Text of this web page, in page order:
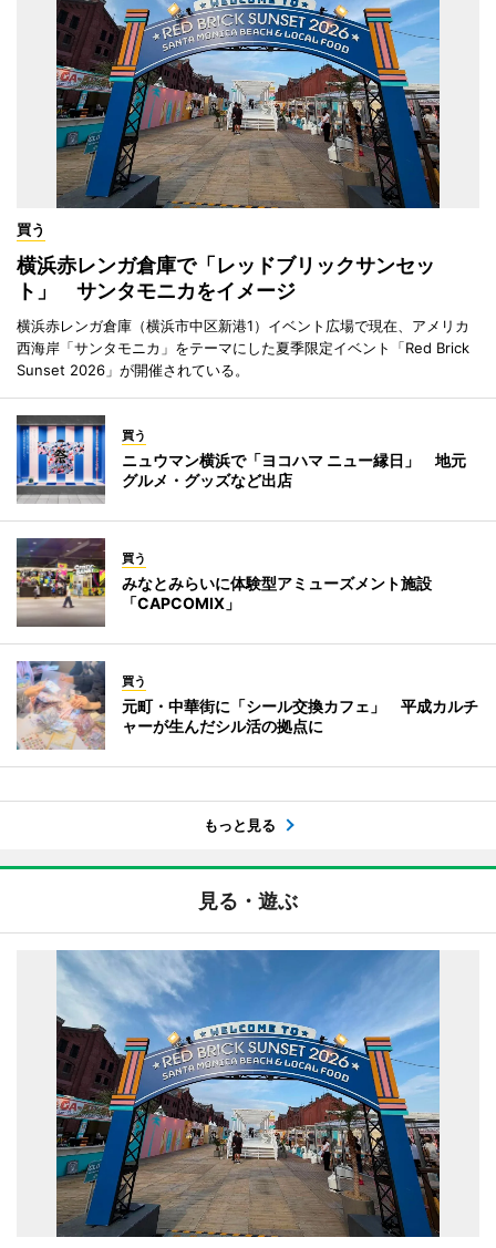
買う
横浜赤レンガ倉庫で「レッドブリックサンセッ
ト」 サンタモニカをイメージ
横浜赤レンガ倉庫（横浜市中区新港1）イベント広場で現在、アメリカ
西海岸「サンタモニカ」をテーマにした夏季限定イベント「Red Brick
Sunset 2026」が開催されている。
買う
ニュウマン横浜で「ヨコハマ ニュー縁日」 地元
グルメ・グッズなど出店
買う
みなとみらいに体験型アミューズメント施設
「CAPCOMIX」
買う
元町・中華街に「シール交換カフェ」 平成カルチ
ャーが生んだシル活の拠点に
もっと見る
見る・遊ぶ